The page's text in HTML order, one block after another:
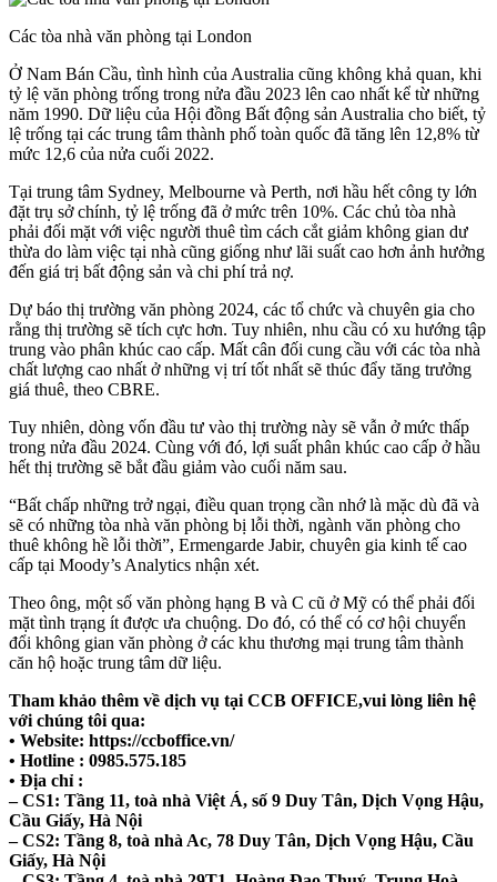
Các tòa nhà văn phòng tại London
Ở Nam Bán Cầu, tình hình của Australia cũng không khả quan, khi
tỷ lệ văn phòng trống trong nửa đầu 2023 lên cao nhất kể từ những
năm 1990. Dữ liệu của Hội đồng Bất động sản Australia cho biết, tỷ
lệ trống tại các trung tâm thành phố toàn quốc đã tăng lên 12,8% từ
mức 12,6 của nửa cuối 2022.
Tại trung tâm Sydney, Melbourne và Perth, nơi hầu hết công ty lớn
đặt trụ sở chính, tỷ lệ trống đã ở mức trên 10%. Các chủ tòa nhà
phải đối mặt với việc người thuê tìm cách cắt giảm không gian dư
thừa do làm việc tại nhà cũng giống như lãi suất cao hơn ảnh hưởng
đến giá trị bất động sản và chi phí trả nợ.
Dự báo thị trường văn phòng 2024, các tổ chức và chuyên gia cho
rằng thị trường sẽ tích cực hơn. Tuy nhiên, nhu cầu có xu hướng tập
trung vào phân khúc cao cấp. Mất cân đối cung cầu với các tòa nhà
chất lượng cao nhất ở những vị trí tốt nhất sẽ thúc đẩy tăng trưởng
giá thuê, theo CBRE.
Tuy nhiên, dòng vốn đầu tư vào thị trường này sẽ vẫn ở mức thấp
trong nửa đầu 2024. Cùng với đó, lợi suất phân khúc cao cấp ở hầu
hết thị trường sẽ bắt đầu giảm vào cuối năm sau.
“Bất chấp những trở ngại, điều quan trọng cần nhớ là mặc dù đã và
sẽ có những tòa nhà văn phòng bị lỗi thời, ngành văn phòng cho
thuê không hề lỗi thời”, Ermengarde Jabir, chuyên gia kinh tế cao
cấp tại Moody’s Analytics nhận xét.
Theo ông, một số văn phòng hạng B và C cũ ở Mỹ có thể phải đối
mặt tình trạng ít được ưa chuộng. Do đó, có thể có cơ hội chuyển
đổi không gian văn phòng ở các khu thương mại trung tâm thành
căn hộ hoặc trung tâm dữ liệu.
Tham khảo thêm về dịch vụ tại CCB OFFICE,vui lòng liên hệ
với chúng tôi qua:
• Website: https://ccboffice.vn/
• Hotline : 0985.575.185
• Địa chỉ :
– CS1: Tầng 11, toà nhà Việt Á, số 9 Duy Tân, Dịch Vọng Hậu,
Cầu Giấy, Hà Nội
– CS2: Tầng 8, toà nhà Ac, 78 Duy Tân, Dịch Vọng Hậu, Cầu
Giấy, Hà Nội